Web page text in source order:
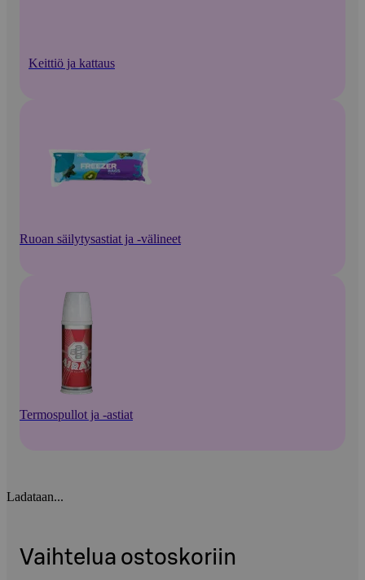
Keittiö ja kattaus
Ruoan säilytysastiat ja -välineet
Termospullot ja -astiat
Ladataan...
Vaihtelua ostoskoriin